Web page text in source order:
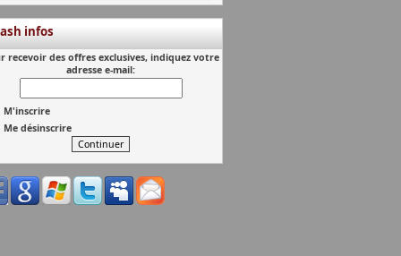
infos
recevoir des offres exclusives, indiquez votre
adresse e-mail:
M'inscrire
Me désinscrire